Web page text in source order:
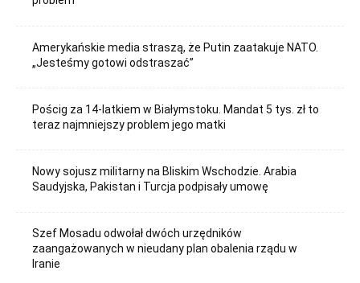
Amerykańskie media straszą, że Putin zaatakuje NATO.
„Jesteśmy gotowi odstraszać”
Pościg za 14-latkiem w Białymstoku. Mandat 5 tys. zł to
teraz najmniejszy problem jego matki
Nowy sojusz militarny na Bliskim Wschodzie. Arabia
Saudyjska, Pakistan i Turcja podpisały umowę
Szef Mosadu odwołał dwóch urzędników
zaangażowanych w nieudany plan obalenia rządu w
Iranie